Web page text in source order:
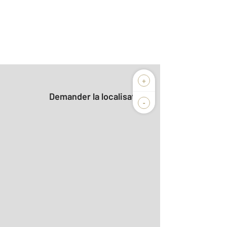
+
-
Demander la localisation